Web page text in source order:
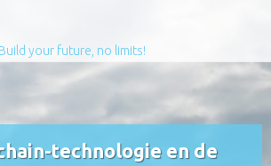
Build your future, no limits!
technologie en de